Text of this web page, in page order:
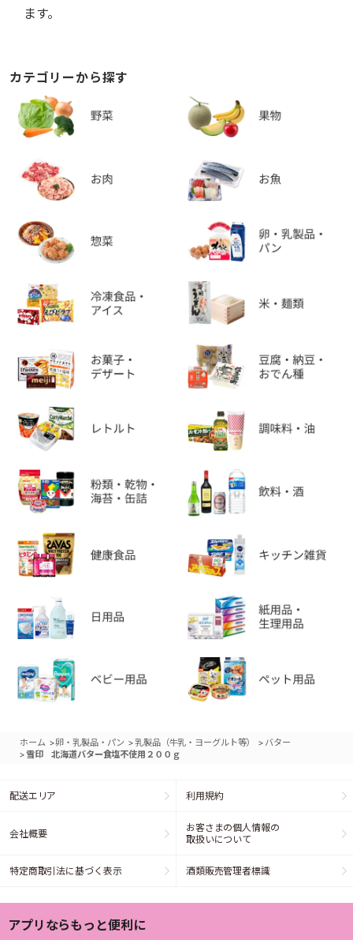
ます。
カテゴリーから探す
ホーム >卵・乳製品・パン >乳製品（牛乳・ヨーグルト等） > バター
>雪印 北海道バター食塩不使用２００ｇ
配送エリア 利用規約
会社概要
お客さまの個人情報の
取扱いについて
特定商取引法に基づく表示 酒類販売管理者標識
アプリならもっと便利に